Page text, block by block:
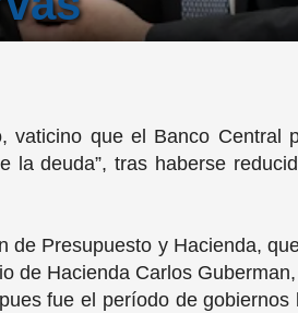
vaticino que el Banco Central
la deuda”, tras haberse
Presupuesto y Hacienda,
de Hacienda Carlos
fue el período de